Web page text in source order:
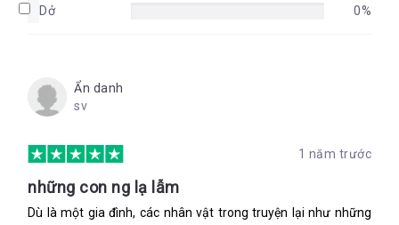
Dở
0%
Ẩn danh
sv
1 năm trước
những con ng lạ lẫm
Dù là một gia đình, các nhân vật trong truyện lại như những